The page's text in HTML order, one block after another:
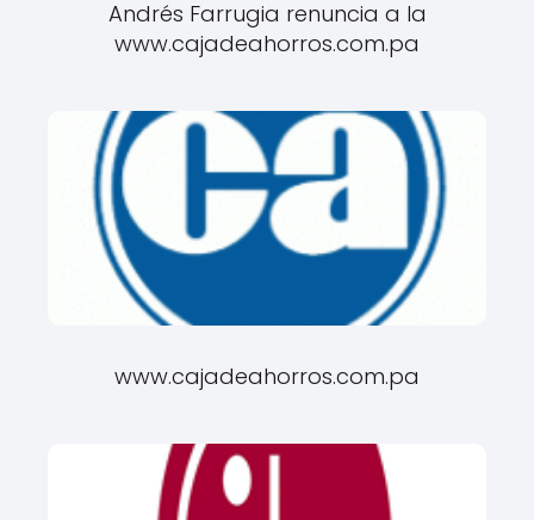
Andrés Farrugia renuncia a la
www.cajadeahorros.com.pa
www.cajadeahorros.com.pa